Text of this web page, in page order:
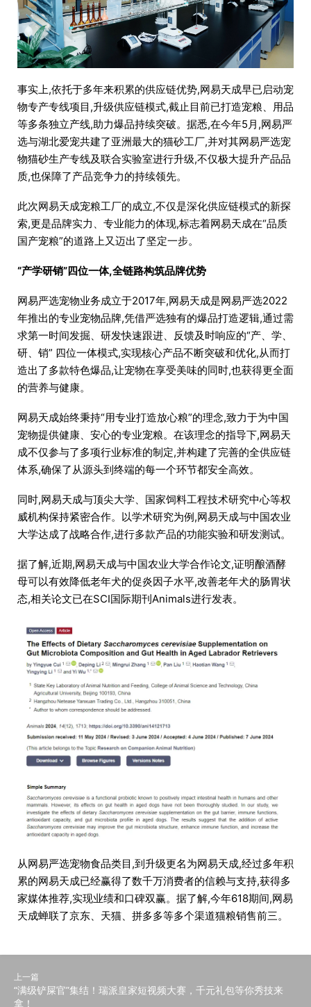
事实上,依托于多年来积累的供应链优势,网易天成早已启动宠
物专产专线项目,升级供应链模式,截止目前已打造宠粮、用品
等多条独立产线,助力爆品持续突破。据悉,在今年5月,网易严
选与湖北爱宠共建了亚洲最大的猫砂工厂,并对其网易严选宠
物猫砂生产专线及联合实验室进行升级,不仅极大提升产品品
质,也保障了产品竞争力的持续领先。
此次网易天成宠粮工厂的成立,不仅是深化供应链模式的新探
索,更是品牌实力、专业能力的体现,标志着网易天成在“品质
国产宠粮”的道路上又迈出了坚定一步。
“产学研销”四位一体,全链路构筑品牌优势
网易严选宠物业务成立于2017年,网易天成是网易严选2022
年推出的专业宠物品牌,凭借严选独有的爆品打造逻辑,通过需
求第一时间发掘、研发快速跟进、反馈及时响应的“产、学、
研、销” 四位一体模式,实现核心产品不断突破和优化,从而打
造出了多款特色爆品,让宠物在享受美味的同时,也获得更全面
的营养与健康。
网易天成始终秉持“用专业打造放心粮”的理念,致力于为中国
宠物提供健康、安心的专业宠粮。在该理念的指导下,网易天
成不仅参与了多项行业标准的制定,并构建了完善的全供应链
体系,确保了从源头到终端的每一个环节都安全高效。
同时,网易天成与顶尖大学、国家饲料工程技术研究中心等权
威机构保持紧密合作。以学术研究为例,网易天成与中国农业
大学达成了战略合作,进行多款产品的功能实验和研发测试。
据了解,近期,网易天成与中国农业大学合作论文,证明酿酒酵
母可以有效降低老年犬的促炎因子水平,改善老年犬的肠胃状
态,相关论文已在SCI国际期刊Animals进行发表。
从网易严选宠物食品类目,到升级更名为网易天成,经过多年积
累的网易天成已经赢得了数千万消费者的信赖与支持,获得多
家媒体推荐,实现业绩和口碑双赢。据了解,今年618期间,网易
天成蝉联了京东、天猫、拼多多等多个渠道猫粮销售前三。
上一篇
“满级铲屎官”集结！瑞派皇家短视频大赛，千元礼包等你秀技来
拿！